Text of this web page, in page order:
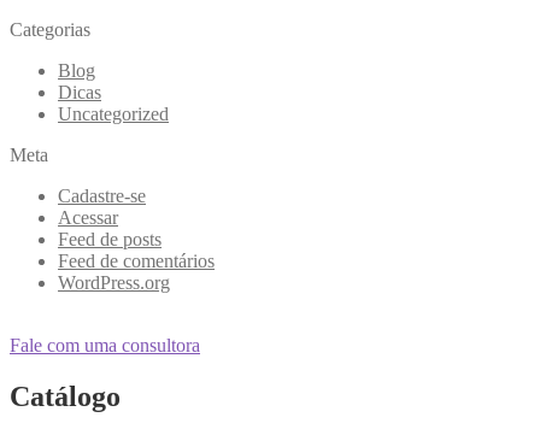
Categorias
Blog
Dicas
Uncategorized
Meta
Cadastre-se
Acessar
Feed de posts
Feed de comentários
WordPress.org
Fale com uma consultora
Catálogo